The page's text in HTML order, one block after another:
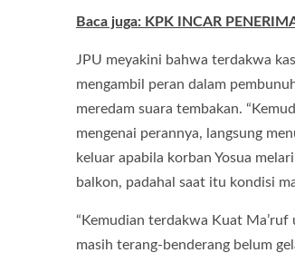
Baca juga: KPK INCAR
JPU meyakini bahwa terdakwa
mengambil peran dalam
meredam suara tembakan.
mengenai perannya, langsung
keluar apabila korban Yosua
balkon, padahal saat itu kondisi
“Kemudian terdakwa Kuat
masih terang-benderang belum